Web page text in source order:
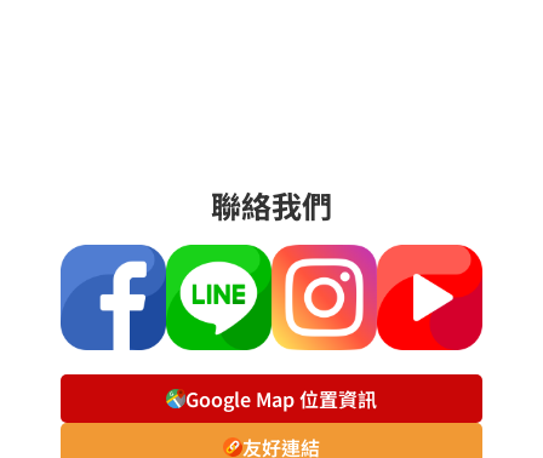
聯絡我們
Google Map 位置資訊
友好連結